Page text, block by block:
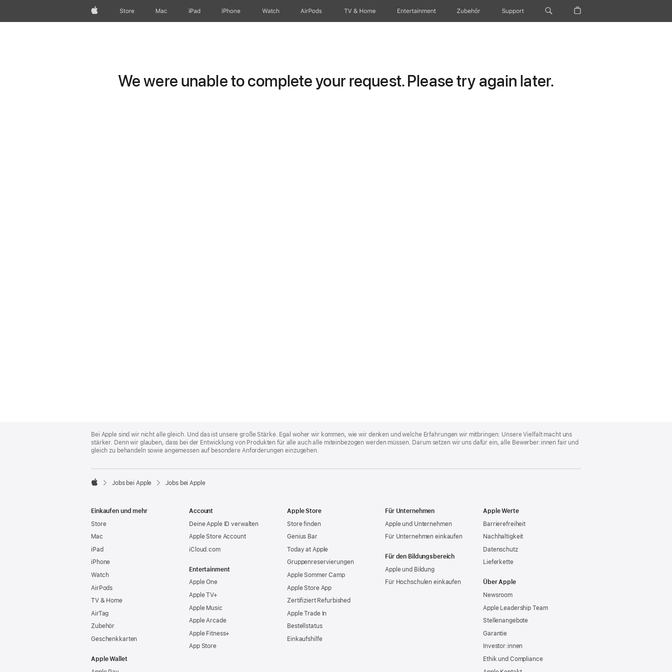
Apple Store Mac iPad iPhone Watch AirPods TV & Home Entertainment Zubehör Support
We were unable to complete your request. Please try again later.
Footer
Bei Apple sind wir nicht alle gleich. Und das ist unsere große Stärke. Egal woher wir kommen, wie wir denken und welche Erfahrungen wir mitbringen: Unsere Vielfalt macht uns
stärker. Denn wir glauben, dass bei der Entwicklung von Produkten für alle auch alle miteinbezogen werden müssen. Darum setzen wir uns dafür ein, alle Bewerber:innen fair und
gleich zu behandeln sowie angemessen auf besondere Anforderungen einzugehen.

Jobs bei Apple Jobs bei Apple
Einkaufen und mehr
Store
Mac
iPad
iPhone
Watch
AirPods
TV & Home
AirTag
Zubehör
Geschenkkarten
Apple Wallet
Account
Deine Apple ID verwalten
Apple Store Account
iCloud.com
Entertainment
Apple One
Apple TV+
Apple Music
Apple Arcade
Apple Fitness+
App Store
Apple Store
Store finden
Genius Bar
Today at Apple
Gruppen­reservierungen
Apple Sommer Camp
Apple Store App
Zertifiziert Refurbished
Apple Trade In
Bestellstatus
Einkaufshilfe
Für Unternehmen
Apple und Unternehmen
Für Unternehmen einkaufen
Für den Bildungsbereich
Apple und Bildung
Für Hochschulen einkaufen
Apple Werte
Barrierefreiheit
Nachhaltigkeit
Datenschutz
Lieferkette
Über Apple
Newsroom
Apple Leadership Team
Stellenangebote
Garantie
Investor:innen
Ethik und Compliance